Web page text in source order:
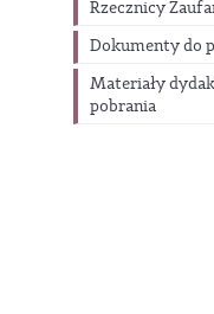
Rzecznicy
Dokumenty do
Materiały
pobrania